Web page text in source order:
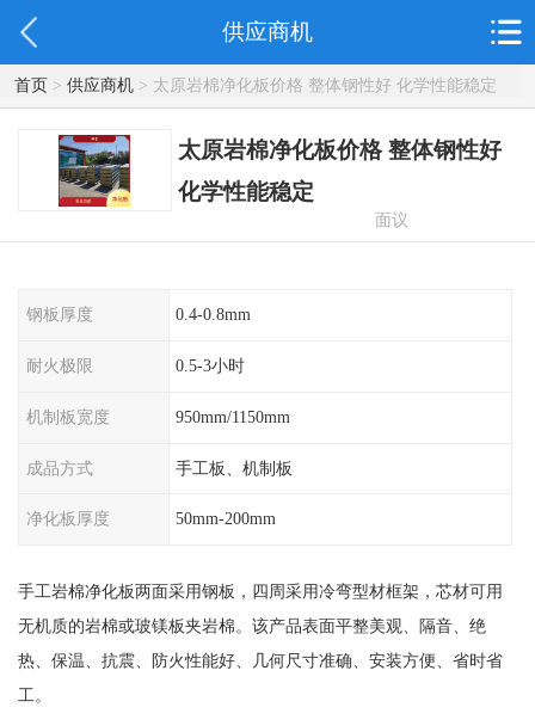
供应商机
首页> 供应商机> 太原岩棉净化板价格 整体钢性好 化学性能稳定
太原岩棉净化板价格 整体钢性好
化学性能稳定
面议
钢板厚度 0.4-0.8mm
耐火极限 0.5-3小时
机制板宽度 950mm/1150mm
成品方式 手工板、机制板
净化板厚度 50mm-200mm
手工岩棉净化板两面采用钢板，四周采用冷弯型材框架，芯材可用
无机质的岩棉或玻镁板夹岩棉。该产品表面平整美观、隔音、绝
热、保温、抗震、防火性能好、几何尺寸准确、安装方便、省时省
工。